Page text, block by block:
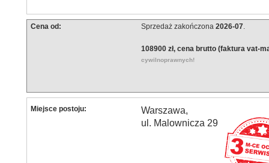
Cena od: Sprzedaż zakończona 2026-07.
108900 zł, cena brutto (faktura vat-
cywilnoprawnych!
Miejsce postoju:
Warszawa,
ul. Malownicza 29